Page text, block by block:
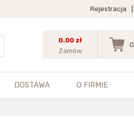
Rejestracja
0.00 zł
Zamów
0
DOSTAWA O FIRMIE